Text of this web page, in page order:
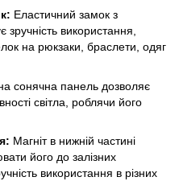
Еластичний замок з
зручність використання,
на рюкзаки, браслети, одяг
сонячна панель дозволяє
світла, роблячи його
Магніт в нижній частині
його до залізних
використання в різних